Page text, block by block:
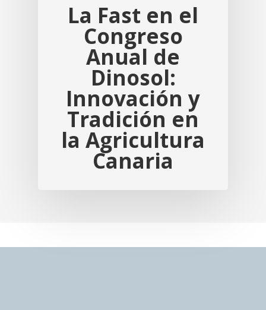
La Fast en el
Congreso
Anual de
Dinosol:
Innovación y
Tradición en
la Agricultura
Canaria